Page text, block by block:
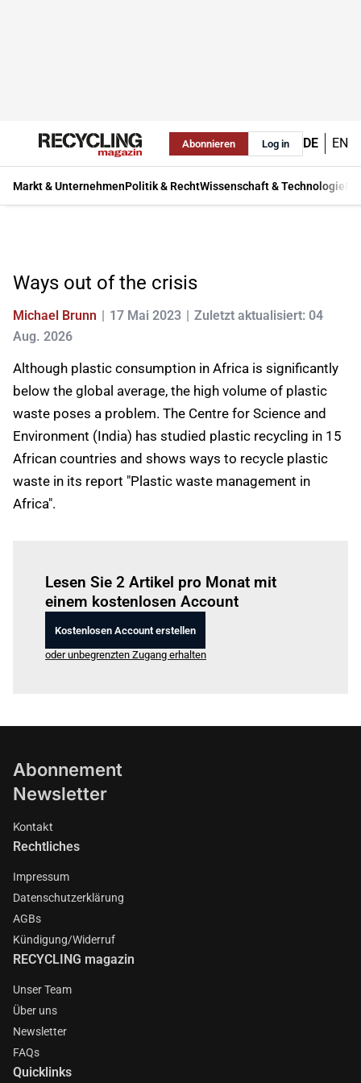
Abonnieren Log in DE EN
Markt & UnternehmenPolitik & RechtWissenschaft & Technologie
Ways out of the crisis
Michael Brunn 17 Mai 2023
Zuletzt aktualisiert: 04
Aug. 2026
Although plastic consumption in Africa is significantly
below the global average, the high volume of plastic
waste poses a problem. The Centre for Science and
Environment (India) has studied plastic recycling in 15
African countries and shows ways to recycle plastic
waste in its report "Plastic waste management in
Africa".
Lesen Sie 2 Artikel pro Monat mit
einem kostenlosen Account
Kostenlosen Account erstellen
oder unbegrenzten Zugang erhalten
Abonnement
Newsletter
Kontakt
Rechtliches
Impressum
Datenschutzerklärung
AGBs
Kündigung/Widerruf
RECYCLING magazin
Unser Team
Über uns
Newsletter
FAQs
Quicklinks